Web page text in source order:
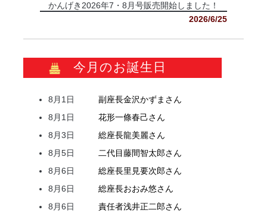
かんげき2026年7・8月号販売開始しました！
2026/6/25
今月のお誕生日
8月1日 副座長金沢かずま さん
8月1日
花形一條春己さん
8月3日
総座長龍美麗さん
8月5日
二代目藤間智太郎さん
8月6日
総座長里見要次郎さん
8月6日
総座長おおみ悠さん
8月6日
責任者浅井正二郎さん